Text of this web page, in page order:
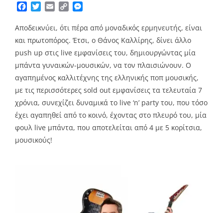
Facebook
TwitterEmailCopy
Αποδεικνύει, ότι πέρα από μοναδικός ερμηνευτής, είναι
και πρωτοπόρος. Έτσι, ο Θάνος Καλλίρης, δίνει άλλο
push up στις live εμφανίσεις του, δημιουργώντας μία
μπάντα γυναικών-μουσικών, να τον πλαισιώνουν. Ο
αγαπημένος καλλιτέχνης της ελληνικής ποπ μουσικής,
με τις περισσότερες sold out εμφανίσεις τα τελευταία 7
χρόνια, συνεχίζει δυναμικά το live ‘n’ party του, που τόσο
έχει αγαπηθεί από το κοινό, έχοντας στο πλευρό του, μία
φουλ live μπάντα, που αποτελείται από 4 με 5 κορίτσια,
μουσικούς!